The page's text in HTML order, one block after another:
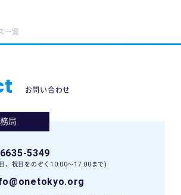
一覧
お問い合わせ
局
5349
、祝日をのぞく10:00〜17:00まで)